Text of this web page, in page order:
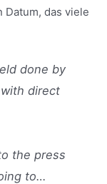
Datum, das viele
done by
direct
the press
to…